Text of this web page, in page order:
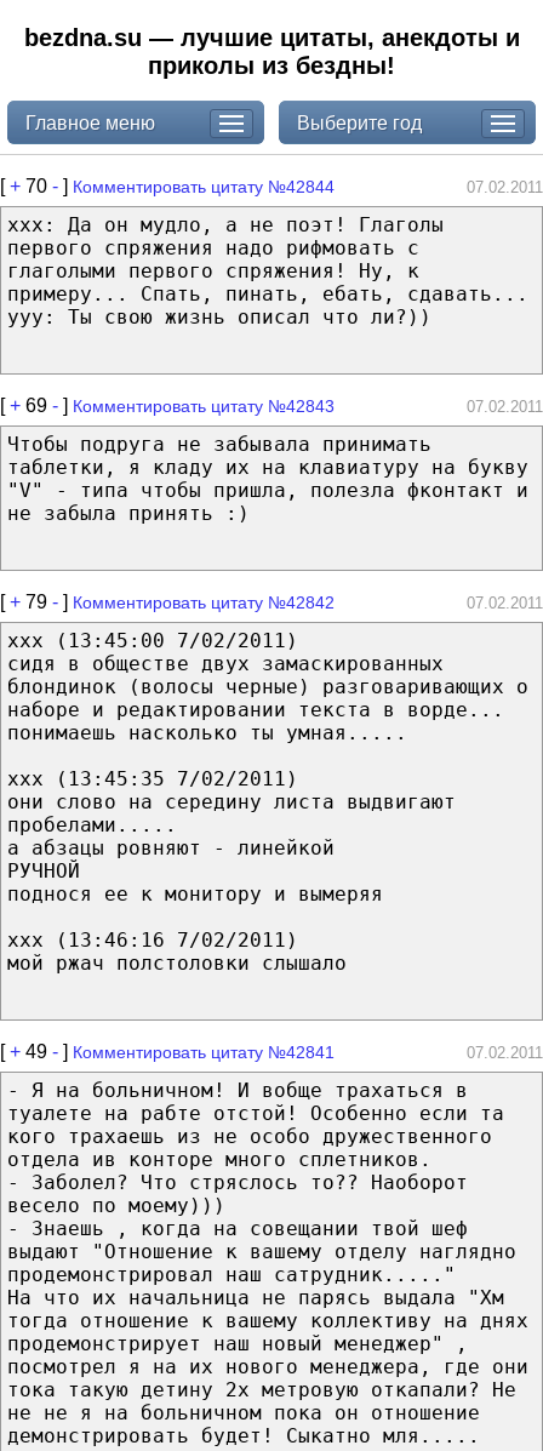
bezdna.su — лучшие цитаты, анекдоты и
приколы из бездны!
Главное меню Выберите год
[+ 70 - ] Комментировать цитату №42844 07.02.2011
xxx: Да он мудло, а не поэт! Глаголы
первого спряжения надо рифмовать с
глаголыми первого спряжения! Ну, к
примеру... Спать, пинать, ебать, сдавать...
yyy: Ты свою жизнь описал что ли?))
[+ 69 - ] Комментировать цитату №42843 07.02.2011
Чтобы подруга не забывала принимать
таблетки, я кладу их на клавиатуру на букву
"V" - типа чтобы пришла, полезла фконтакт и
не забыла принять :)
[+ 79 - ] Комментировать цитату №42842 07.02.2011
ххх (13:45:00 7/02/2011)
сидя в обществе двух замаскированных
блондинок (волосы черные) разговаривающих о
наборе и редактировании текста в ворде...
понимаешь насколько ты умная.....
ххх (13:45:35 7/02/2011)
они слово на середину листа выдвигают
пробелами.....
а абзацы ровняют - линейкой
РУЧНОЙ
поднося ее к монитору и вымеряя
ххх (13:46:16 7/02/2011)
мой ржач полстоловки слышало
[+ 49 - ] Комментировать цитату №42841 07.02.2011
- Я на больничном! И вобще трахаться в
туалете на рабте отстой! Особенно если та
кого трахаешь из не особо дружественного
отдела ив конторе много сплетников.
- Заболел? Что стряслось то?? Наоборот
весело по моему)))
- Знаешь , когда на совещании твой шеф
выдают "Отношение к вашему отделу наглядно
продемонстрировал наш сатрудник....."
На что их начальница не парясь выдала "Хм
тогда отношение к вашему коллективу на днях
продемонстрирует наш новый менеджер" ,
посмотрел я на их нового менеджера, где они
тока такую детину 2х метровую откапали? Не
не не я на больничном пока он отношение
демонстрировать будет! Сыкатно мля.....